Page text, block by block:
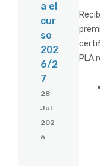
a el
cur
so
202
6/2
7
28
Jul
202
6
PLA